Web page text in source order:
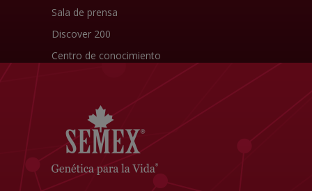
Sala de prensa
Discover 200
Centro de conocimiento